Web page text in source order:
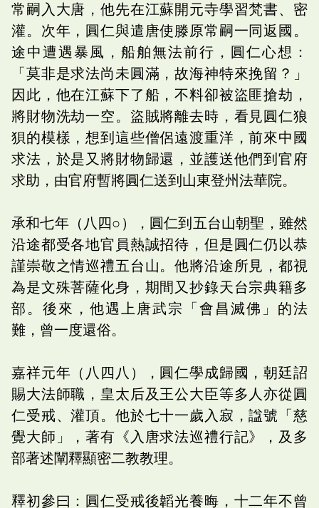
常嗣入大唐，他先在江蘇開元寺學習梵書、密
灌。次年，圓仁與遣唐使滕原常嗣一同返國。
途中遭遇暴風，船舶無法前行，圓仁心想：
「莫非是求法尚未圓滿，故海神特來挽留？」
因此，他在江蘇下了船，不料卻被盜匪搶劫，
將財物洗劫一空。盜賊將離去時，看見圓仁狼
狽的模樣，想到這些僧侶遠渡重洋，前來中國
求法，於是又將財物歸還，並護送他們到官府
求助，由官府暫將圓仁送到山東登州法華院。
承和七年（八四○），圓仁到五台山朝聖，雖然
沿途都受各地官員熱誠招待，但是圓仁仍以恭
謹崇敬之情巡禮五台山。他將沿途所見，都視
為是文殊菩薩化身，期間又抄錄天台宗典籍多
部。後來，他遇上唐武宗「會昌滅佛」的法
難，曾一度還俗。
嘉祥元年（八四八），圓仁學成歸國，朝廷詔
賜大法師職，皇太后及王公大臣等多人亦從圓
仁受戒、灌頂。他於七十一歲入寂，諡號「慈
覺大師」，著有《入唐求法巡禮行記》，及多
部著述闡釋顯密二教教理。
釋初參曰：圓仁受戒後韜光養晦，十二年不曾